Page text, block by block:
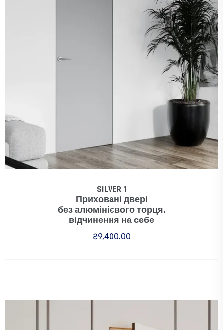
SILVER 1
Приховані двері
без алюмінієвого торця,
відчинення на себе
₴9,400.00